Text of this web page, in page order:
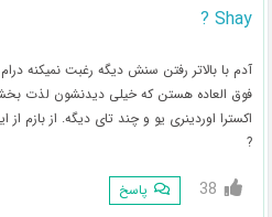
Shay ?
آدم با بالاتر رفتن سنش دیگه رغبت نمیکنه
فوق العاده هستن که خیلی دیدنشون لذت
اکسترا اوردینری یو و چند تای دیگه. از بازم
?
38 پاسخ